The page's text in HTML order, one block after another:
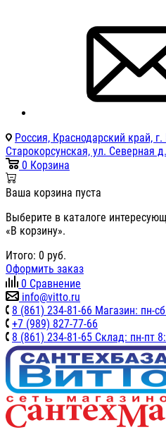
Россия, Краснодарский край, г.
Старокорсунская, ул. Северная
0 Корзина
Ваша корзина пуста
Выберите в каталоге
«В корзину».
Итого: 0 руб.
Оформить заказ
0 Сравнение
info@vitto.ru
8 (861) 234-81-66 Магазин: пн-
+7 (989) 827-77-66
8 (861) 234-81-65 Склад: пн-пт